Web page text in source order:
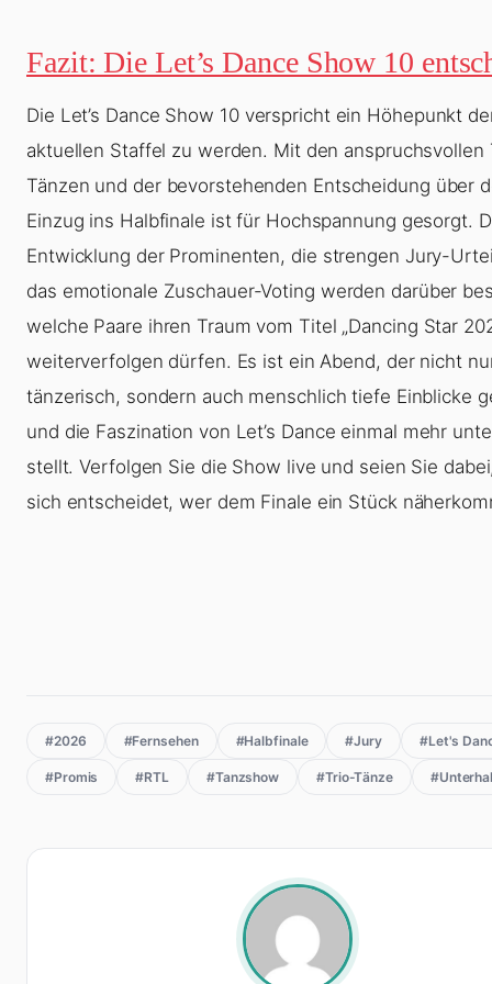
Fazit: Die Let’s Dance Show 10
Die Let’s Dance Show 10verspricht ein Höhepunkt
aktuellen Staffel zu werden. Mit den anspruchsvollen
Tänzen und der bevorstehenden Entscheidung über
Einzug ins Halbfinale ist für Hochspannung gesorgt.
Entwicklung der Prominenten, die strengen Jury-
das emotionale Zuschauer-Voting werden darüber
welche Paare ihren Traum vom Titel „Dancing Star
weiterverfolgen dürfen. Es ist ein Abend, der nicht
tänzerisch, sondern auch menschlich tiefe Einblicke
und die Faszination von Let’s Dance einmal mehr
stellt. Verfolgen Sie die Show live und seien Sie
sich entscheidet, wer dem Finale ein Stück
#2026 #Fernsehen #Halbfinale #Jury #Let's
#Promis #RTL #Tanzshow #Trio-Tänze